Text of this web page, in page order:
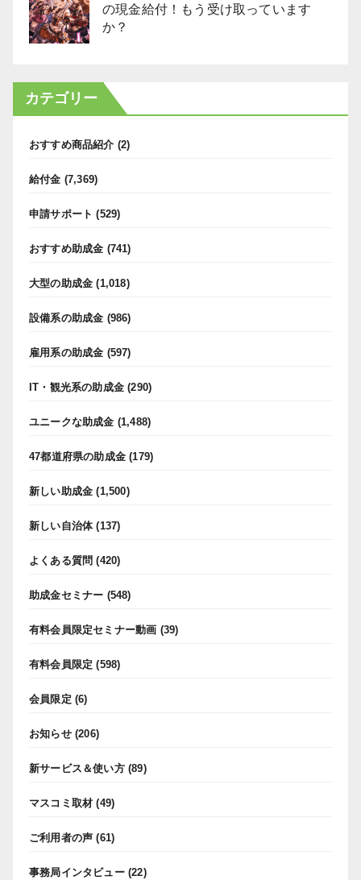
の現金給付！もう受け取っています
か？
カテゴリー
おすすめ商品紹介 (2)
給付金 (7,369)
申請サポート (529)
おすすめ助成金 (741)
大型の助成金 (1,018)
設備系の助成金 (986)
雇用系の助成金 (597)
IT・観光系の助成金 (290)
ユニークな助成金 (1,488)
47都道府県の助成金 (179)
新しい助成金 (1,500)
新しい自治体(137)
よくある質問 (420)
助成金セミナー (548)
有料会員限定セミナー動画 (39)
有料会員限定 (598)
会員限定 (6)
お知らせ(206)
新サービス＆使い方(89)
マスコミ取材 (49)
ご利用者の声 (61)
事務局インタビュー(22)